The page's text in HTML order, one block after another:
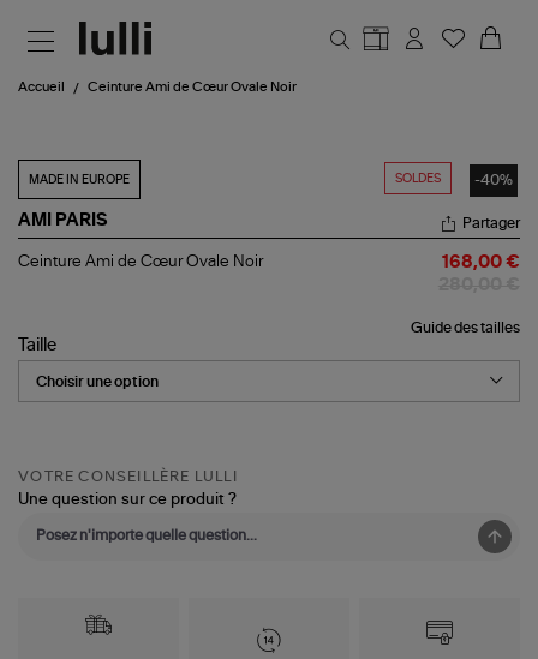
Accueil Ceinture Ami de Cœur Ovale Noir
SOLDES -40%
MADE IN EUROPE
AMI PARIS
Ceinture
Ovale
Noir
Partager
Ceinture Ami de Cœur Ovale Noir 168,00 €
Guide des tailles
Taille
VOTRE CONSEILLÈRE LULLI
Une question sur ce produit ?